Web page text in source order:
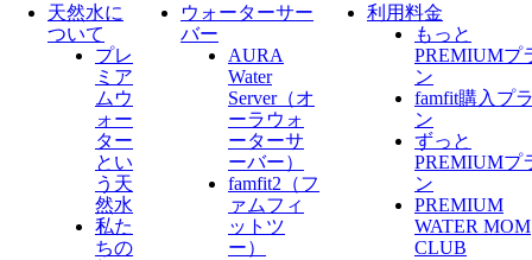
天然水に
ついて
プレ
ミア
ムウ
ォー
ター
とい
う天
然水
私た
ちの
ウォーターサー
バー
AURA
Water
Server​（オ
ーラウォ
ーターサ
ーバー）
famfit2（フ
ァムフィ
ットツ
ー）
利用料金
もっと
PREMIUMプ
ン
famfit購入プ
ン
ずっと
PREMIUMプ
ン
PREMIUM
WATER MOM
CLUB